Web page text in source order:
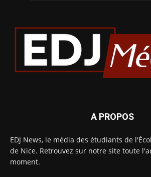
A PROPOS
EDJ News, le média des étudiants de
de Nice. Retrouvez sur notre site toute
moment.